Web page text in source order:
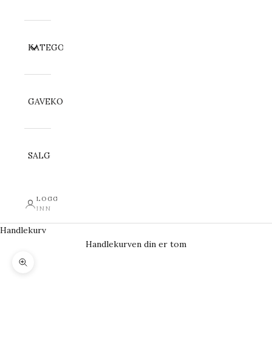
KATEGORI
GAVEKORT
SALG
LOGG
INN
Handlekurv
Handlekurven din er tom
Forstørr